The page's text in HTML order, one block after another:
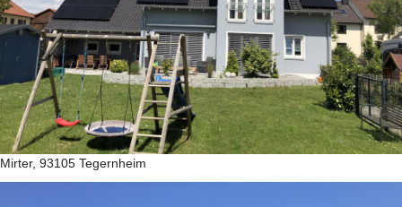
Mirter, 93105 Tegernheim